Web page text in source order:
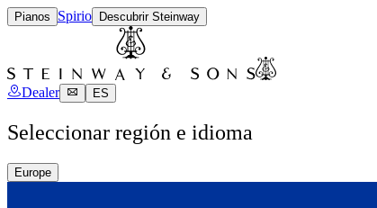
Pianos Spirio Descubrir Steinway
Dealer ES
Seleccionar región e idioma
Europe